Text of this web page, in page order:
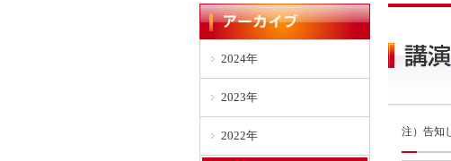
注）告知
2024年
2023年
2022年